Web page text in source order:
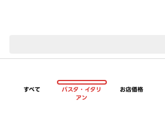
すべて
パスタ・イタリ
アン
お店価格